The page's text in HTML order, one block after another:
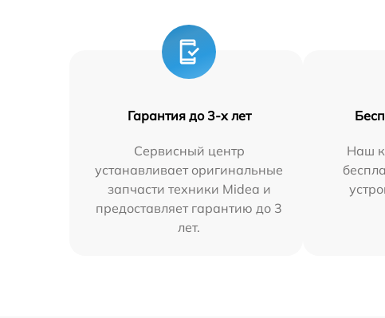
Гарантия до 3-х лет
Сервисный центр
устанавливает оригинальные
запчасти техники Midea и
предоставляет гарантию до 3
лет.
Наш